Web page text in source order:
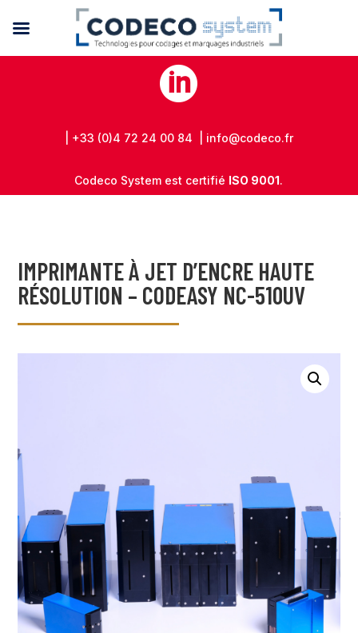

| +33 (0)4 72 24 00 84 | info@codeco.fr
Codeco System est certifié ISO 9001.
IMPRIMANTE À JET D’ENCRE HAUTE
RÉSOLUTION – CODEASY NC-510UV